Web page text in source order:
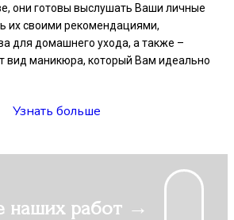
они готовы выслушать Ваши личные
их своими рекомендациями,
для домашнего ухода, а также –
вид маникюра, который Вам идеально
Узнать больше
наших работ →